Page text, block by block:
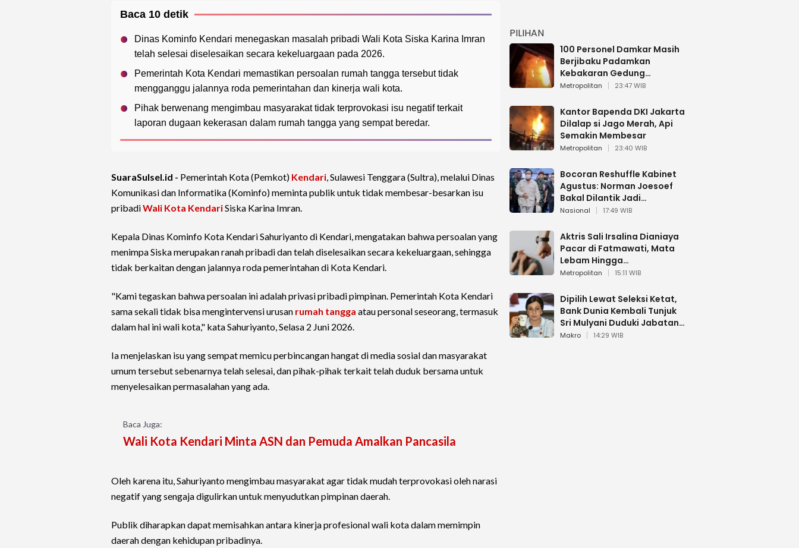
Baca 10 detik
Dinas Kominfo Kendari menegaskan masalah pribadi Wali Kota Siska Karina Imran
telah selesai diselesaikan secara kekeluargaan pada 2026.
Pemerintah Kota Kendari memastikan persoalan rumah tangga tersebut tidak
mengganggu jalannya roda pemerintahan dan kinerja wali kota.
Pihak berwenang mengimbau masyarakat tidak terprovokasi isu negatif terkait
laporan dugaan kekerasan dalam rumah tangga yang sempat beredar.
SuaraSulsel.id - Pemerintah Kota (Pemkot) Kendari, Sulawesi Tenggara (Sultra), melalui Dinas
Komunikasi dan Informatika (Kominfo) meminta publik untuk tidak membesar-besarkan isu
pribadiWali Kota KendariSiska Karina Imran.
Kepala Dinas Kominfo Kota Kendari Sahuriyanto di Kendari, mengatakan bahwa persoalan yang
menimpa Siska merupakan ranah pribadi dan telah diselesaikan secara kekeluargaan, sehingga
tidak berkaitan dengan jalannya roda pemerintahan di Kota Kendari.
"Kami tegaskan bahwa persoalan ini adalah privasi pribadi pimpinan. Pemerintah Kota Kendari
sama sekali tidak bisa mengintervensi urusan rumah tangga atau personal seseorang, termasuk
dalam hal ini wali kota," kata Sahuriyanto, Selasa 2 Juni 2026.
Ia menjelaskan isu yang sempat memicu perbincangan hangat di media sosial dan masyarakat
umum tersebut sebenarnya telah selesai, dan pihak-pihak terkait telah duduk bersama untuk
menyelesaikan permasalahan yang ada.
Baca Juga:
Wali Kota Kendari Minta ASN dan Pemuda Amalkan Pancasila
Oleh karena itu, Sahuriyanto mengimbau masyarakat agar tidak mudah terprovokasi oleh narasi
negatif yang sengaja digulirkan untuk menyudutkan pimpinan daerah.
Publik diharapkan dapat memisahkan antara kinerja profesional wali kota dalam memimpin
daerah dengan kehidupan pribadinya.
PILIHAN
100 Personel Damkar Masih
Berjibaku Padamkan
Kebakaran Gedung
Bapenda DKI
Metropolitan 23:47 WIB
Kantor Bapenda DKI Jakarta
Dilalap si Jago Merah, Api
Semakin Membesar
Metropolitan 23:40 WIB
Bocoran Reshuffle Kabinet
Agustus: Norman Joesoef
Bakal Dilantik Jadi
Wamenhan RI
Nasional 17:49 WIB
Aktris Sali Irsalina Dianiaya
Pacar di Fatmawati, Mata
Lebam Hingga
Diselamatkan Polantas
Metropolitan 15:11 WIB
Dipilih Lewat Seleksi Ketat,
Bank Dunia Kembali Tunjuk
Sri Mulyani Duduki Jabatan
Strategis
Makro 14:29 WIB